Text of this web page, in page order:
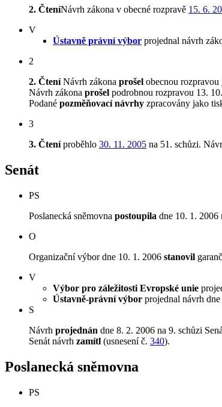
2. ČteníNávrh zákona v obecné rozpravě 15. 6.
V
Ústavně právní výbor projednal návrh
2
2. ČteníNávrh zákona prošel obecnou rozpravou
Návrh zákona prošel podrobnou rozpravou 13.
Podané pozměňovací návrhy zpracovány jako
3
3. Čteníproběhlo 30. 11. 2005 na 51. schůzi.
Senát
PS
Poslanecká sněmovna postoupila dne 10. 1. 2006
O
Organizační výbor dne 10. 1. 2006 stanovil
V
Výbor pro záležitosti Evropské unie
Ústavně-právní výbor projednal návrh
S
Návrh projednán dne 8. 2. 2006 na 9. schůzi
Senát návrh zamítl (usnesení č. 340).
Poslanecká sněmovna
PS